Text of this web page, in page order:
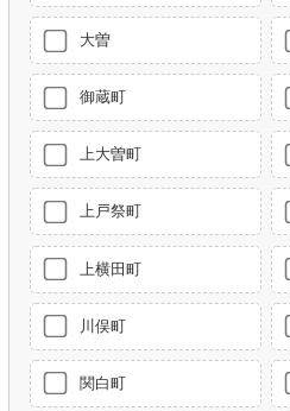
大曽
御蔵町
上大曽町
上戸祭町
上横田町
川俣町
関白町